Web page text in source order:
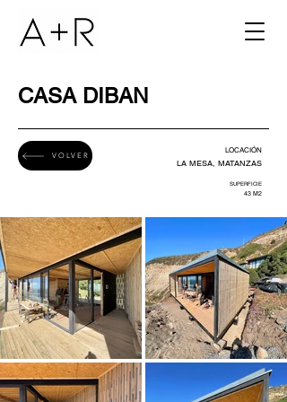
CASA DIBAN
LOCACIÓN
LA MESA, MATANZAS
VOLVER
SUPERFICIE
43 M2